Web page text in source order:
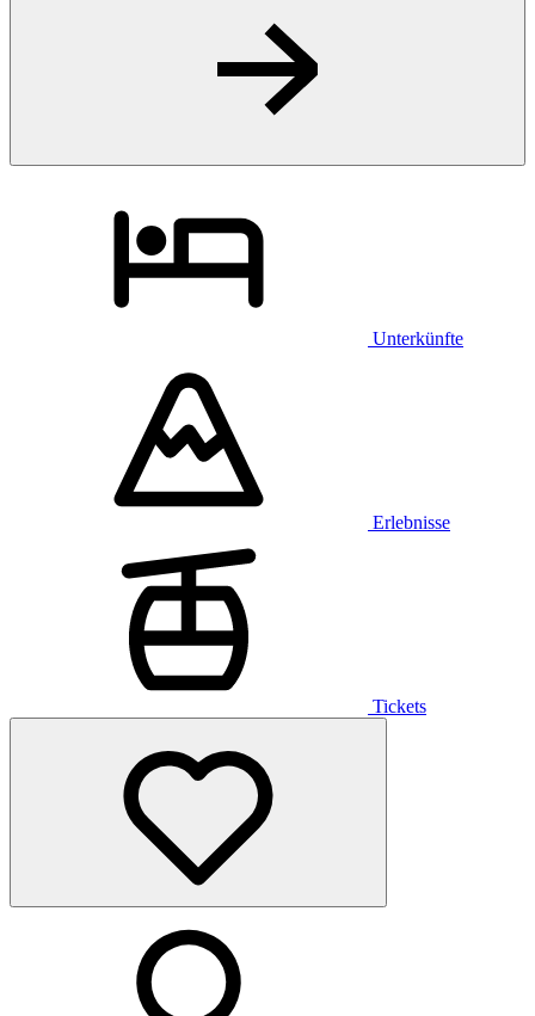
Unterkünfte
Erlebnisse
Tickets